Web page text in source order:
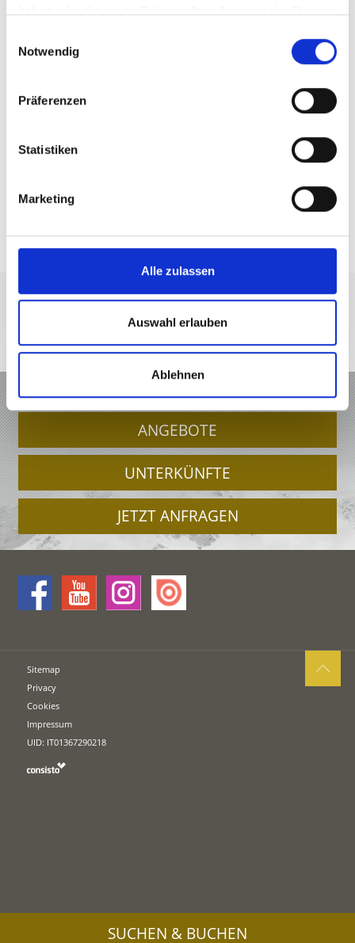
Notwendig
Präferenzen
Statistiken
Marketing
Alle zulassen
Auswahl erlauben
Ablehnen
Welche Naturerlebnisse bietet das
Schnalstal?
Schnalstal?
Welche Traditionen und kulturellen
Besonderheiten prägen das Schnalstal?
Warum gilt das Schnalstal als
+39 0473 679148 info@schnalstal.it Interaktive Karte
URLAUB IM VINSCHGAU
ANGEBOTE
UNTERKÜNFTE
JETZT ANFRAGEN
Sitemap
Privacy
Cookies
Impressum
UID: IT01367290218
SUCHEN & BUCHEN